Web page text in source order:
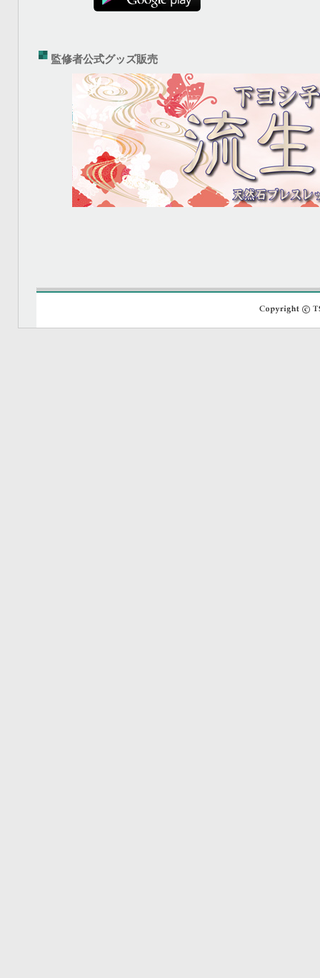
監修者公式グッズ販売